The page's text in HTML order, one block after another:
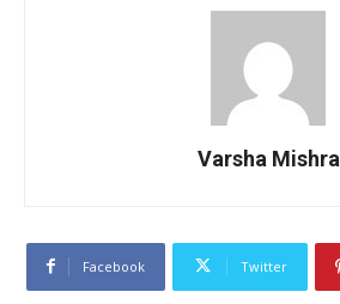
Varsha Mishra
Facebook Twitter